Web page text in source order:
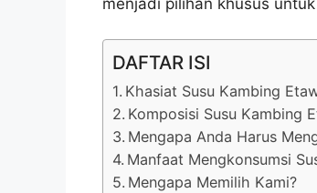
menjadi pilihan khusus
DAFTAR ISI
Khasiat Susu Kambing
Komposisi Susu Kambing
Mengapa Anda Harus
Manfaat Mengkonsumsi
Mengapa Memilih Kami?